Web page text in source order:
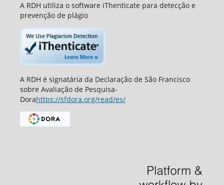
A RDH utiliza o software iThenticate para detecção e
prevenção de plágio
A RDH é signatária da Declaração de São Francisco
sobre Avaliação de Pesquisa-
Dorahttps://sfdora.org/read/es/